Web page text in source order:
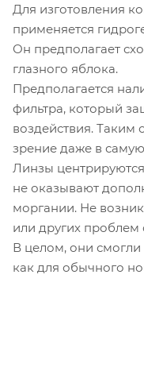
Для изготовления
применяется
Он предполагает
глазного яблока.
Предполагается
фильтра, который
воздействия.
зрение даже в
Линзы
не оказывают
моргании. Не
или других проблем
В целом, они смогли
как для обычного